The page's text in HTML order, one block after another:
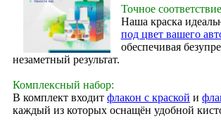
Точное
Наша краска
под цвет вашего
обеспечивая
незаметный результат.
Комплексный набор:
В комплект входит флакон с краской и
каждый из которых оснащён удобной